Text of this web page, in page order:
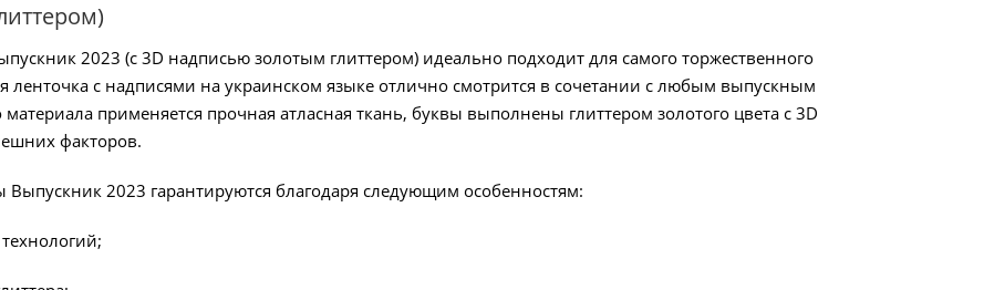
2023 (с 3D надписью золотым глиттером) идеально подходит для самого торжественного
ленточка с надписями на украинском языке отлично смотрится в сочетании с любым выпускным
применяется прочная атласная ткань, буквы выполнены глиттером золотого цвета с 3D
факторов.
2023 гарантируются благодаря следующим особенностям: